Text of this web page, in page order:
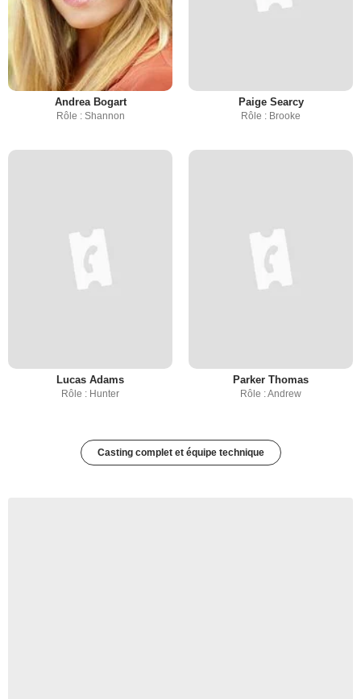
Andrea Bogart
Rôle : Shannon
Paige Searcy
Rôle : Brooke
Lucas Adams
Rôle : Hunter
Parker Thomas
Rôle : Andrew
Casting complet et équipe technique